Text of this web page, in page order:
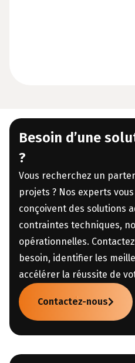
Besoin d’une
?
Vous recherchez un
projets ? Nos experts
conçoivent des solutions
contraintes techniques,
opérationnelles.
besoin, identifier les
accélérer la réussite de
Contactez-nous